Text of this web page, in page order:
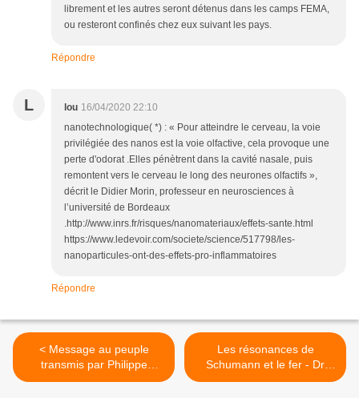
librement et les autres seront détenus dans les camps FEMA,
ou resteront confinés chez eux suivant les pays.
Répondre
L lou 16/04/2020 22:10
nanotechnologique( *) : « Pour atteindre le cerveau, la voie
privilégiée des nanos est la voie olfactive, cela provoque une
perte d'odorat .Elles pénètrent dans la cavité nasale, puis
remontent vers le cerveau le long des neurones olfactifs »,
décrit le Didier Morin, professeur en neurosciences à
l’université de Bordeaux
.http://www.inrs.fr/risques/nanomateriaux/effets-sante.html
https://www.ledevoir.com/societe/science/517798/les-
nanoparticules-ont-des-effets-pro-inflammatoires
Répondre
< Message au peuple
transmis par Philippe
Jandrok
Les résonances de
Schumann et le fer - Dr
Nawrocki >